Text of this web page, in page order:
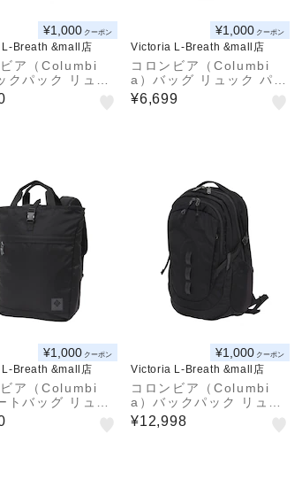
¥1,000 クーポン
Breath &mall店
ア（Columbi
クパック リュッ
ハイキング キャ
ック15L バック
¥1,000 クーポン
Victoria L-Breath &mall店
コロンビア（Columbi
a）バッグ リュック パナ
シーア 25L バックパッ
ク PU8665 010
¥6,699
¥1,000 クーポン
Breath &mall店
ア（Columbi
トバッグ リュッ
パック グレー
キーガーデン2w
¥1,000 クーポン
Victoria L-Breath &mall店
コロンビア（Columbi
a）バックパック リュッ
ク ペッパーロック 30L
PU7254 011
¥12,998